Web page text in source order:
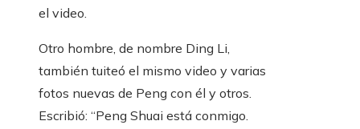
el video.
Otro hombre, de nombre Ding Li,
también tuiteó el mismo video y varias
fotos nuevas de Peng con él y otros.
Escribió: “Peng Shuai está conmigo.